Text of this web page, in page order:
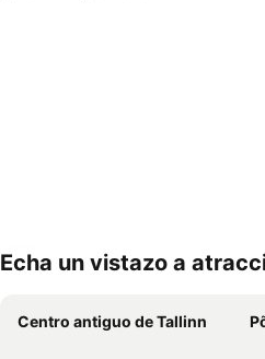
Echa un vistazo a
Centro antiguo de Tallinn